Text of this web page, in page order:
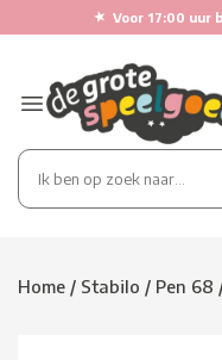
★ Voor 17:00 uur
Home / Stabilo / Pen 68